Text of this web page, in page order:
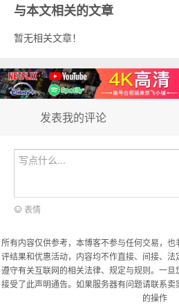
与本文相关的文章
暂无相关文章！
发表我的评论
表情
所有内容仅供参考，本博客不参与任何交易，
评结果和优惠活动，内容均不作直接、间接、
遵守有关互联网的相关法律、规定与规则。一
接受了此声明通告。如果服务器有问题请联系
的操作